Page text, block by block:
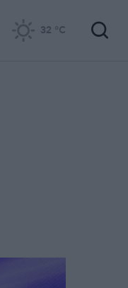
32 °C